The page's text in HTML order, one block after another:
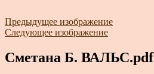
Предыдущее изображение
Следующее изображение
Сметана Б. ВАЛЬС.pdf